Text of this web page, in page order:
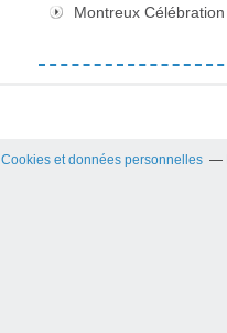
Montreux Célébration
Cookies et données personnelles